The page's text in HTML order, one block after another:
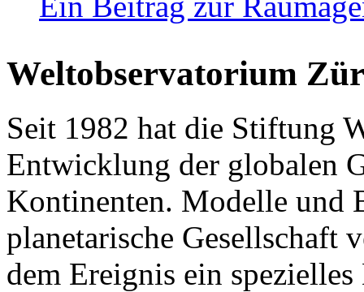
Weltobservatorium
Seit 1982 hat die Stiftung
Entwicklung der globalen
Kontinenten. Modelle und
planetarische Gesellschaft
dem Ereignis ein